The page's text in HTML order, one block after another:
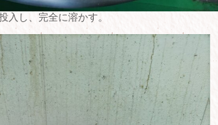
入し、完全に溶かす。